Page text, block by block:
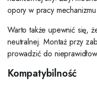
opory w pracy mechanizmu.
Warto także upewnić się,
neutralnej. Montaż przy
prowadzić do
Kompatybilność